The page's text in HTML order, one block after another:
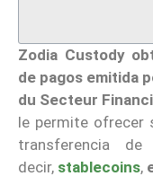
Zodia Custody
de pagos emitida
du Secteur
le permite ofrecer
transferencia
decir, stablecoins,